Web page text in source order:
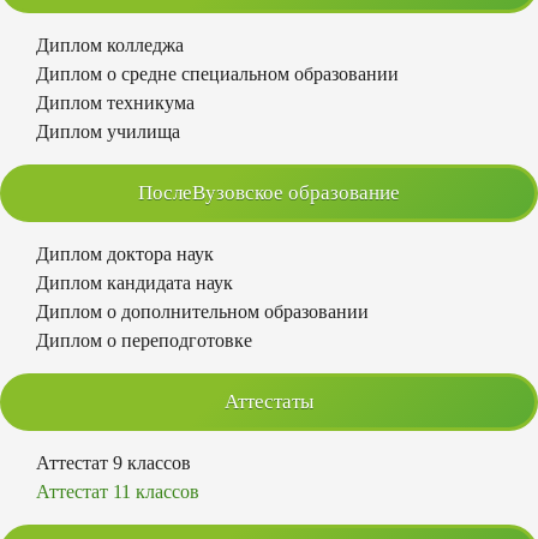
Диплом колледжа
Диплом о средне специальном образовании
Диплом техникума
Диплом училища
ПослеВузовское образование
Диплом доктора наук
Диплом кандидата наук
Диплом о дополнительном образовании
Диплом о переподготовке
Аттестаты
Аттестат 9 классов
Аттестат 11 классов